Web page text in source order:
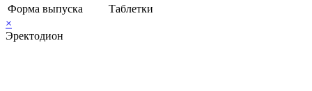
Форма выпуска
Таблетки
×
Эректодион